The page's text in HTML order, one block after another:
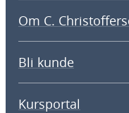
Om C.
Bli kunde
Kursportal